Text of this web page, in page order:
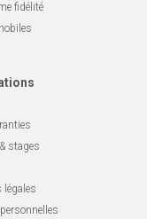
fidélité
stages
légales